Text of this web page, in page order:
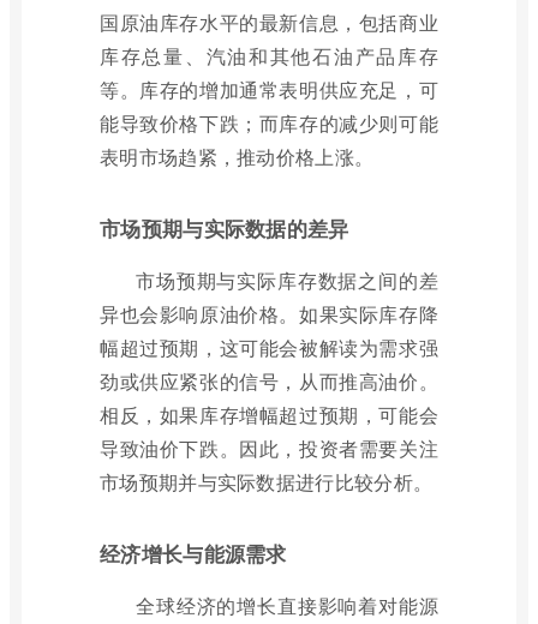
国原油库存水平的最新信息，包括商业
库存总量、汽油和其他石油产品库存
等。库存的增加通常表明供应充足，可
能导致价格下跌；而库存的减少则可能
表明市场趋紧，推动价格上涨。
市场预期与实际数据的差异
市场预期与实际库存数据之间的差
异也会影响原油价格。如果实际库存降
幅超过预期，这可能会被解读为需求强
劲或供应紧张的信号，从而推高油价。
相反，如果库存增幅超过预期，可能会
导致油价下跌。因此，投资者需要关注
市场预期并与实际数据进行比较分析。
经济增长与能源需求
全球经济的增长直接影响着对能源